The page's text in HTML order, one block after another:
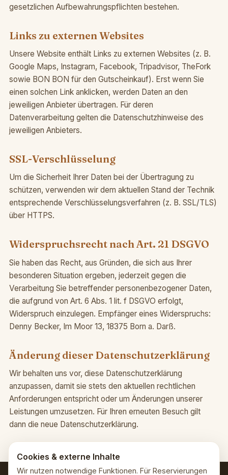
gesetzlichen Aufbewahrungspflichten bestehen.
Links zu externen Websites
Unsere Website enthält Links zu externen Websites (z. B.
Google Maps, Instagram, Facebook, Tripadvisor, TheFork
sowie BON BON für den Gutscheinkauf). Erst wenn Sie
einen solchen Link anklicken, werden Daten an den
jeweiligen Anbieter übertragen. Für deren
Datenverarbeitung gelten die Datenschutzhinweise des
jeweiligen Anbieters.
SSL-Verschlüsselung
Um die Sicherheit Ihrer Daten bei der Übertragung zu
schützen, verwenden wir dem aktuellen Stand der Technik
entsprechende Verschlüsselungsverfahren (z. B. SSL/TLS)
über HTTPS.
Widerspruchsrecht nach Art. 21 DSGVO
Sie haben das Recht, aus Gründen, die sich aus Ihrer
besonderen Situation ergeben, jederzeit gegen die
Verarbeitung Sie betreffender personenbezogener Daten,
die aufgrund von Art. 6 Abs. 1 lit. f DSGVO erfolgt,
Widerspruch einzulegen. Empfänger eines Widerspruchs:
Denny Becker, Im Moor 13, 18375 Born a. Darß.
Änderung dieser Datenschutzerklärung
Wir behalten uns vor, diese Datenschutzerklärung
anzupassen, damit sie stets den aktuellen rechtlichen
Anforderungen entspricht oder um Änderungen unserer
Leistungen umzusetzen. Für Ihren erneuten Besuch gilt
dann die neue Datenschutzerklärung.
Cookies & externe Inhalte
Wir nutzen notwendige Funktionen. Für Reservierungen